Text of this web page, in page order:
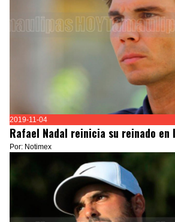
2019-11-04
Rafael Nadal reinicia su reinado en
Por: Notimex